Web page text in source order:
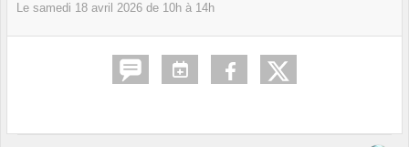
Le samedi 18 avril 2026 de 10h à 14h